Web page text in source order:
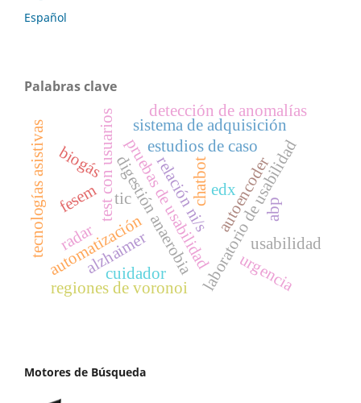
Español
Palabras clave
laboratorio de usabilidad
pruebas de usabilidad
test con usuarios
usabilidad
sistema de adquisición
digestión anaerobia
automatización
biogás
detección de anomalías
autoencoder
regiones de voronoi
abp
estudios de caso
fesem edx
relación ni/s
chatbot
alzhaimer
cuidador urgencia
tic
tecnologías asistivas radar
Motores de Búsqueda